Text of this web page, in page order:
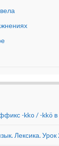
-kko / -kkö
Лексика. Урок